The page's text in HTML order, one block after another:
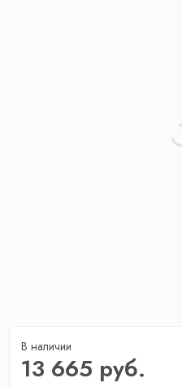
В наличии
13 665 руб.